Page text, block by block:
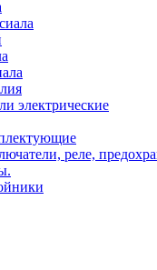
электрические
реле,